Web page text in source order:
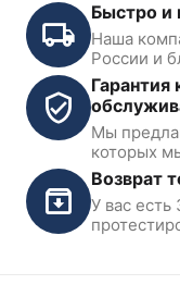
Быстро и
Наша
России и
Гарантия
Мы
которых
Возврат
У вас есть